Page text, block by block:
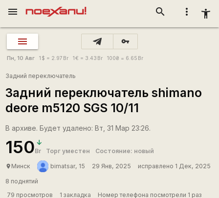
more_vert accessibility_new
search
menu
vpn_key
Пн, 10 Авг 1 $ = 2.97 Br 1€ = 3.43 Br 100₴ = 6.65 Br
Задний переключатель
Задний переключатель shimano
deore m5120 SGS 10/11
В архиве. Будет удалено: Вт, 31 Мар 23:26.
150Br Торг уместен Состояние: новый
place Минск bimatsar, 15 29 Янв, 2025 исправлено 1 Дек, 2025
8 поднятий
79 просмотров
1 закладка Номер телефона посмотрели 1 раз